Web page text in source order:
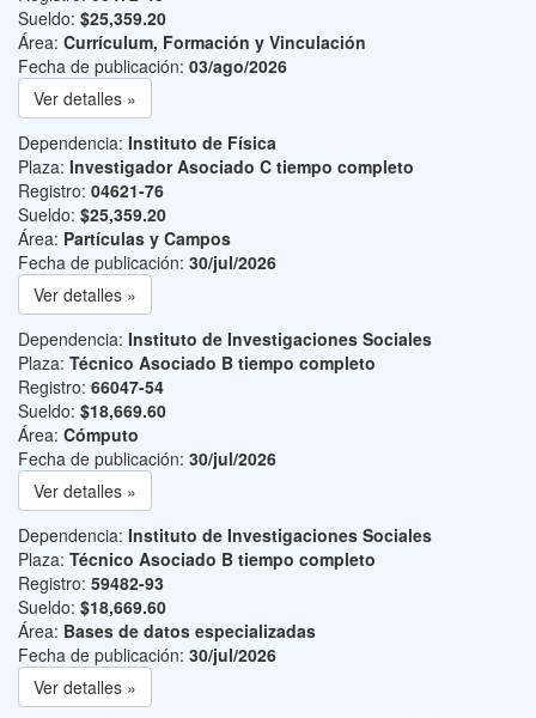
Sueldo: $25,359.20
Área: Currículum, Formación y Vinculación
Fecha de publicación: 03/ago/2026
Ver detalles »
Dependencia: Instituto de Física
Plaza: Investigador Asociado C tiempo completo
Registro: 04621-76
Sueldo: $25,359.20
Área: Partículas y Campos
Fecha de publicación: 30/jul/2026
Ver detalles »
Dependencia: Instituto de Investigaciones Sociales
Plaza: Técnico Asociado B tiempo completo
Registro: 66047-54
Sueldo: $18,669.60
Área: Cómputo
Fecha de publicación: 30/jul/2026
Ver detalles »
Dependencia: Instituto de Investigaciones Sociales
Plaza: Técnico Asociado B tiempo completo
Registro: 59482-93
Sueldo: $18,669.60
Área: Bases de datos especializadas
Fecha de publicación: 30/jul/2026
Ver detalles »